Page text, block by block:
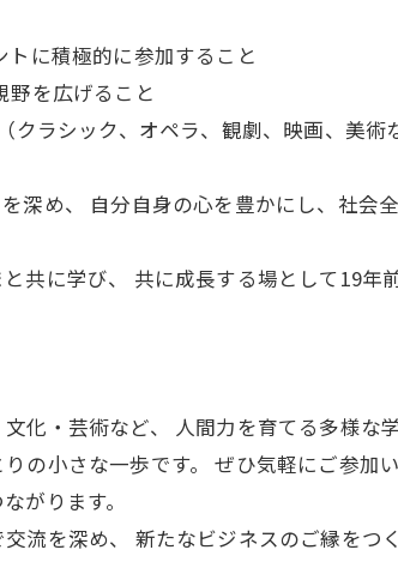
に積極的に参加すること
を広げること
ラシック、オペラ、観劇、映画、美術な
深め、 自分自身の心を豊かにし、社会
共に学び、 共に成長する場として19年
化・芸術など、 人間力を育てる多様な
の小さな一歩です。 ぜひ気軽にご参
がります。
流を深め、 新たなビジネスのご縁をつく